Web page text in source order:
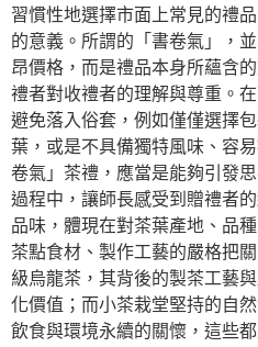
習慣性地選擇市面上常見的禮
的意義。所謂的「書卷氣」，
昂價格，而是禮品本身所蘊含
禮者對收禮者的理解與尊重。
避免落入俗套，例如僅僅選擇
葉，或是不具備獨特風味、容
卷氣」茶禮，應當是能夠引發
過程中，讓師長感受到贈禮者
品味，體現在對茶葉產地、品
茶點食材、製作工藝的嚴格把
級烏龍茶，其背後的製茶工藝
化價值；而小茶栽堂堅持的自
飲食與環境永續的關懷，這些